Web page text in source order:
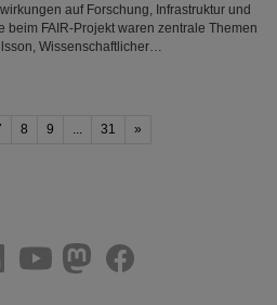
auf Forschung, Infrastruktur und
beim FAIR-Projekt waren zentrale Themen
Wissenschaftlicher…
8 9 ... 31 »